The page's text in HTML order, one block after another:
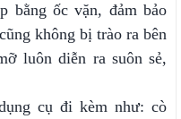
bằng ốc vặn, đảm bảo
không bị trào ra bên
luôn diễn ra suôn sẻ,
cụ đi kèm như: cò